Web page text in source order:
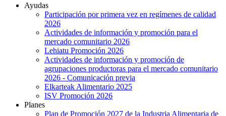
Ayudas
Participación por primera vez en regímenes de calidad
2026
Actividades de información y promoción para el
mercado comunitario 2026
Lehiatu Promoción 2026
Actividades de información y promoción de
agrupaciones productoras para el mercado comunitario
2026 - Comunicación previa
Elkarteak Alimentario 2025
ISV Promoción 2026
Planes
Plan de Promoción 2027 de la Industria Alimentaria de